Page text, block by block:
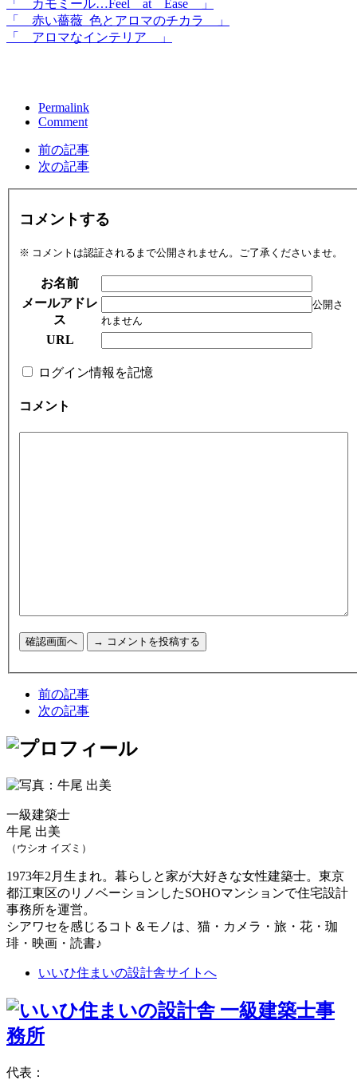
「 カモミール…Feel at Ease 」
「 赤い薔薇_色とアロマのチカラ 」
「 アロマなインテリア 」
Permalink
Comment
前の記事
次の記事
コメントする
※ コメントは認証されるまで公開されません。ご了承くださいませ。
お名前
メールアドレ
ス
公開さ
れません
URL
ログイン情報を記憶
コメント
前の記事
次の記事
一級建築士
牛尾 出美
（ウシオ イズミ）
1973年2月生まれ。暮らしと家が大好きな女性建築士。東京
都江東区のリノベーションしたSOHOマンションで住宅設計
事務所を運営。
シアワセを感じるコト＆モノは、猫・カメラ・旅・花・珈
琲・映画・読書♪
いいひ住まいの設計舎サイトへ
代表：